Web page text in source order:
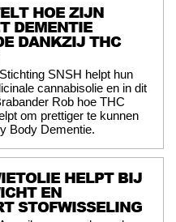
HOE ZIJN
DEMENTIE
DANKZIJ THC
SNSH helpt hun
cannabisolie en in dit
Rob hoe THC
om prettiger te kunnen
Body Dementie.
HELPT BIJ
EN
STOFWISSELING